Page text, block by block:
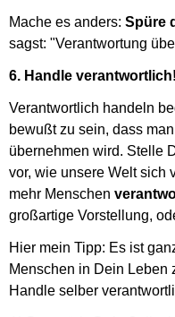
Mache es anders: Spüre
sagst: "Verantwortung
6. Handle verantwortlich!
Verantwortlich handeln
bewußt zu sein, dass
übernehmen wird. Stelle
vor, wie unsere Welt sich
mehr Menschen
großartige Vorstellung,
Hier mein Tipp: Es ist
Menschen in Dein Leben
Handle selber